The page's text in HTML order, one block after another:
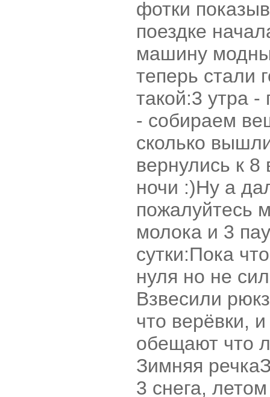
фотки
поездке
машину
теперь стали
такой:3 утра
- собираем
сколько
вернулись к
ночи :)Ну а
пожалуйтесь
молока и 3
сутки:Пока
нуля но не
Взвесили
что верёвки,
обещают что
Зимняя речка
3 снега,